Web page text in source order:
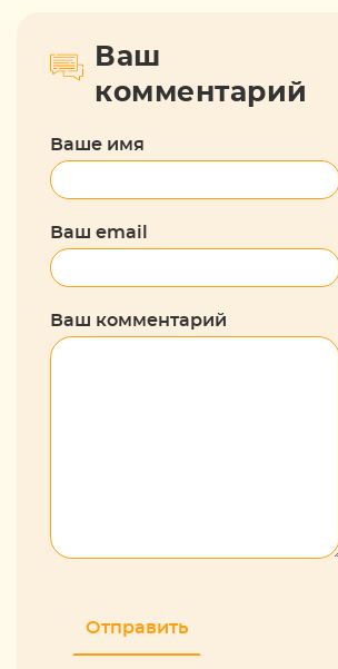
Ваш
комментарий
Ваше имя
Ваш email
Ваш комментарий